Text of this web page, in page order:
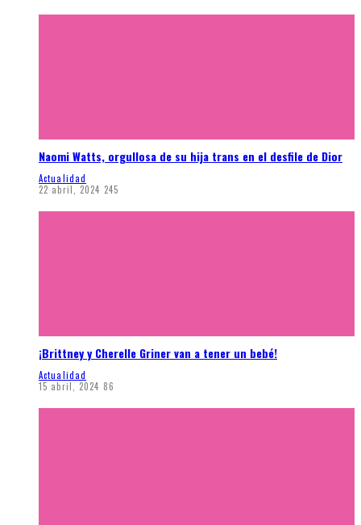
Naomi Watts, orgullosa de su hija trans en el desfile de Dior
Actualidad
22 abril, 2024 245
¡Brittney y Cherelle Griner van a tener un bebé!
Actualidad
15 abril, 2024 86